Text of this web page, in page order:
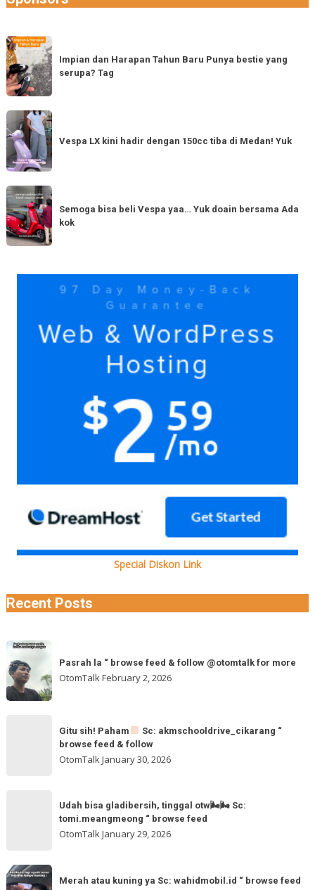
Impian
dan
Harapan
Tahun
Baru
Punya
bestie
yang
Tag
Impian dan Harapan Tahun Baru Punya bestie yang
serupa? Tag
Vespa
LX
kini
hadir
dengan
150cc
tiba
di
Vespa LX kini hadir dengan 150cc tiba di Medan! Yuk
Semoga
bisa
beli
Vespa
Yuk
Semoga bisa beli Vespa yaa… Yuk doain bersama Ada
kok
Special Diskon Link
Recent Posts
Pasrah
la
browse
@otomtalk
Pasrah la “ browse feed & follow @otomtalk for more
OtomTalkFebruary 2, 2026
akmschooldrive_cikarang
&
Gitu sih! Paham
Sc: akmschooldrive_cikarang “
browse feed & follow
OtomTalkJanuary 30, 2026
gladibersih,
otw
🌬
Udah bisa gladibersih, tinggal otw🌬🌬 Sc:
tomi.meangmeong “ browse feed
OtomTalkJanuary 29, 2026
Merah
Merah atau kuning ya Sc: wahidmobil.id “ browse feed